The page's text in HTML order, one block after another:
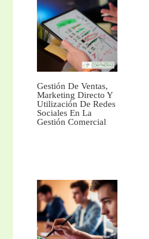
Gestión De Ventas,
Marketing Directo Y
Utilización De Redes
Sociales En La
Gestión Comercial